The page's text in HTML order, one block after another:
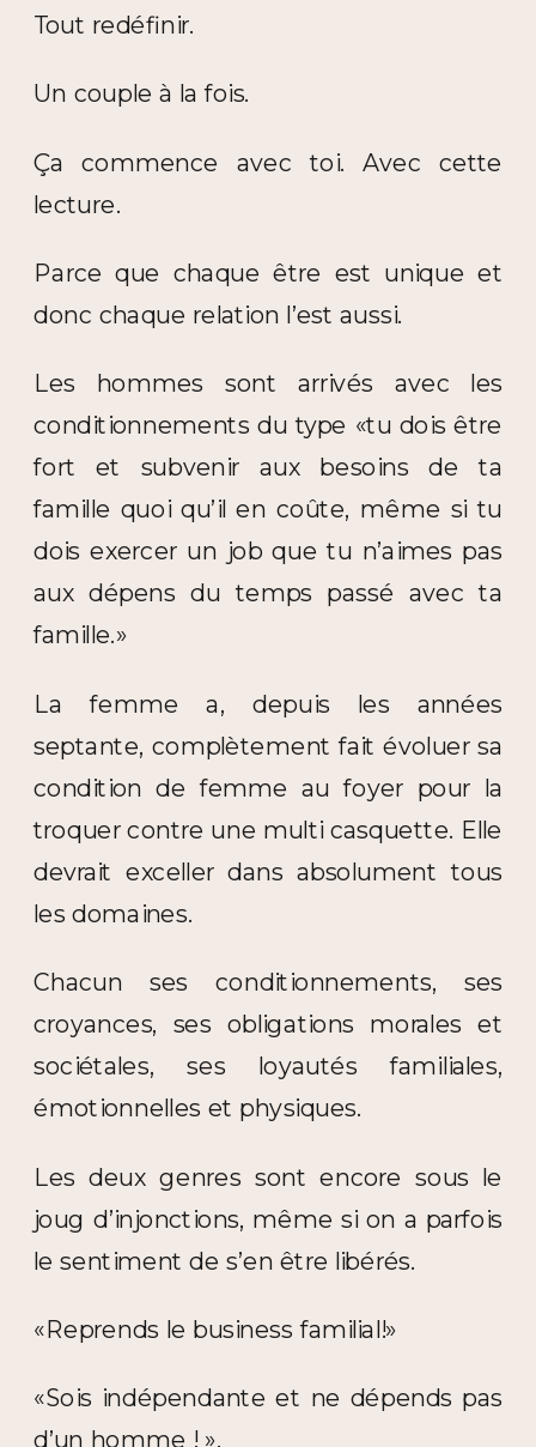
Tout redéfinir.
Un couple à la fois.
Ça commence avec toi. Avec cette
lecture.
Parce que chaque être est unique et
donc chaque relation l’est aussi.
Les hommes sont arrivés avec les
conditionnements du type «tu dois être
fort et subvenir aux besoins de ta
famille quoi qu’il en coûte, même si tu
dois exercer un job que tu n’aimes pas
aux dépens du temps passé avec ta
famille.»
La femme a, depuis les années
septante, complètement fait évoluer sa
condition de femme au foyer pour la
troquer contre une multi casquette. Elle
devrait exceller dans absolument tous
les domaines.
Chacun ses conditionnements, ses
croyances, ses obligations morales et
sociétales, ses loyautés familiales,
émotionnelles et physiques.
Les deux genres sont encore sous le
joug d’injonctions, même si on a parfois
le sentiment de s’en être libérés.
«Reprends le business familial!»
«Sois indépendante et ne dépends pas
d’un homme ! ».